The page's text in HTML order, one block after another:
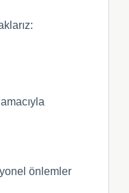
önlemler